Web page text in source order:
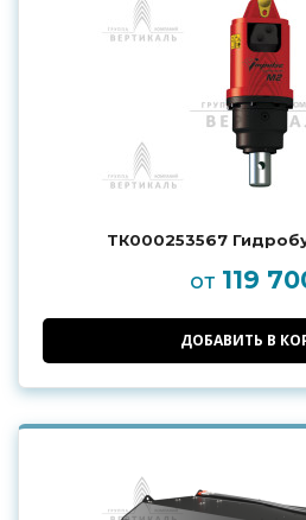
ТК000253567
от 119
ДОБАВИТЬ В